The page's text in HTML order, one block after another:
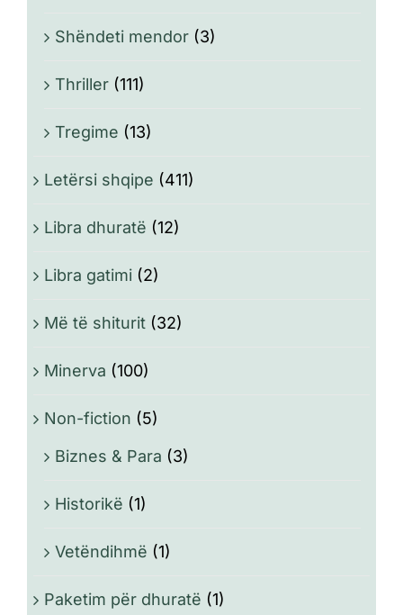
Shëndeti mendor (3)
Thriller (111)
Tregime (13)
Letërsi shqipe (411)
Libra dhuratë (12)
Libra gatimi (2)
Më të shiturit (32)
Minerva (100)
Non-fiction (5)
Biznes & Para (3)
Historikë (1)
Vetëndihmë (1)
Paketim për dhuratë (1)